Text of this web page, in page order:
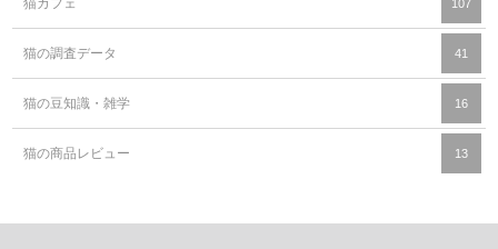
猫カフェ 107
猫の調査データ 41
猫の豆知識・雑学 16
猫の商品レビュー 13